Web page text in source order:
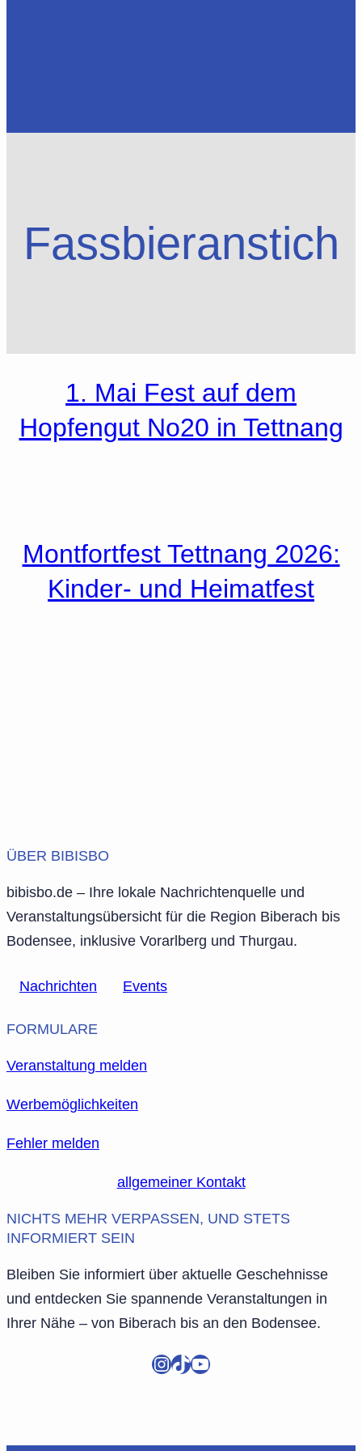
Fassbieranstich
1. Mai Fest auf dem
Hopfengut No20 in Tettnang
Montfortfest Tettnang 2026:
Kinder- und Heimatfest
ÜBER BIBISBO
bibisbo.de – Ihre lokale Nachrichtenquelle und
Veranstaltungsübersicht für die Region Biberach bis
Bodensee, inklusive Vorarlberg und Thurgau.
Nachrichten Events
FORMULARE
Veranstaltung melden
Werbemöglichkeiten
Fehler melden
allgemeiner Kontakt
NICHTS MEHR VERPASSEN, UND STETS
INFORMIERT SEIN
Bleiben Sie informiert über aktuelle Geschehnisse
und entdecken Sie spannende Veranstaltungen in
Ihrer Nähe – von Biberach bis an den Bodensee.
InstagramTikTok YouTube